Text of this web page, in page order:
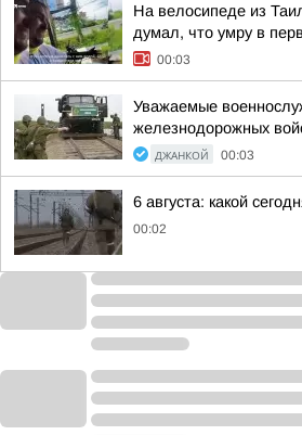
На велосипеде из
думал, что умру в
00:03
Уважаемые
железнодорожных
ДЖАНКОЙ 00:03
6 августа: какой
00:02